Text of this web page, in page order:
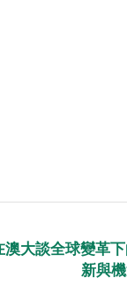
澳大談全球變革
新與